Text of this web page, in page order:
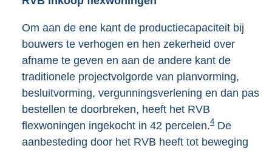
n
e
l
i
n
k
:
Om aan de ene kant de productiecapaciteit bij
bouwers te verhogen en hen zekerheid over
afname te geven en aan de andere kant de
traditionele projectvolgorde van planvorming,
besluitvorming, vergunningsverlening en dan pas
bestellen te doorbreken, heeft het RVB
flexwoningen ingekocht in 42 percelen.4 De
aanbesteding door het RVB heeft tot beweging